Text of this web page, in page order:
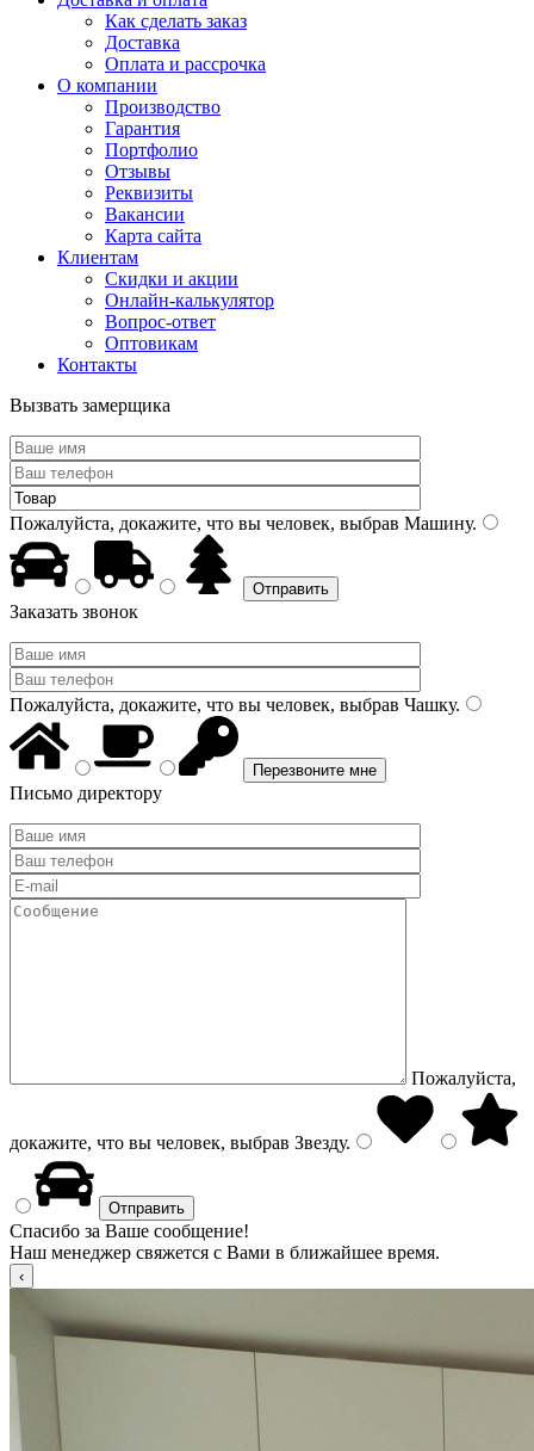
Как сделать заказ
Доставка
Оплата и рассрочка
О компании
Производство
Гарантия
Портфолио
Отзывы
Реквизиты
Вакансии
Карта сайта
Клиентам
Скидки и акции
Онлайн-калькулятор
Вопрос-ответ
Оптовикам
Контакты
Вызвать замерщика
Пожалуйста, докажите, что вы человек, выбрав Машину.
Заказать звонок
Пожалуйста, докажите, что вы человек, выбрав Чашку.
Письмо директору
Пожалуйста,
докажите, что вы человек, выбрав Звезду.
Спасибо за Ваше сообщение!
Наш менеджер свяжется с Вами в ближайшее время.